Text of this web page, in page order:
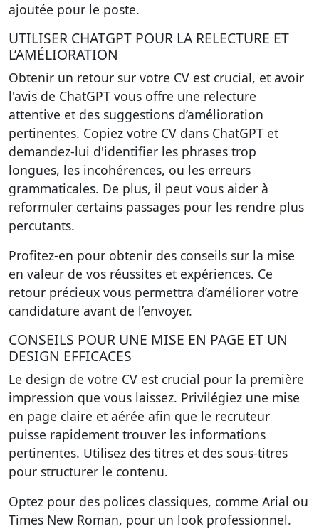
ajoutée pour le poste.
UTILISER CHATGPT POUR LA RELECTURE ET
L’AMÉLIORATION
Obtenir un retour sur votre CV est crucial, et avoir
l'avis de ChatGPT vous offre une relecture
attentive et des suggestions d’amélioration
pertinentes. Copiez votre CV dans ChatGPT et
demandez-lui d'identifier les phrases trop
longues, les incohérences, ou les erreurs
grammaticales. De plus, il peut vous aider à
reformuler certains passages pour les rendre plus
percutants.
Profitez-en pour obtenir des conseils sur la mise
en valeur de vos réussites et expériences. Ce
retour précieux vous permettra d’améliorer votre
candidature avant de l’envoyer.
CONSEILS POUR UNE MISE EN PAGE ET UN
DESIGN EFFICACES
Le design de votre CV est crucial pour la première
impression que vous laissez. Privilégiez une mise
en page claire et aérée afin que le recruteur
puisse rapidement trouver les informations
pertinentes. Utilisez des titres et des sous-titres
pour structurer le contenu.
Optez pour des polices classiques, comme Arial ou
Times New Roman, pour un look professionnel.